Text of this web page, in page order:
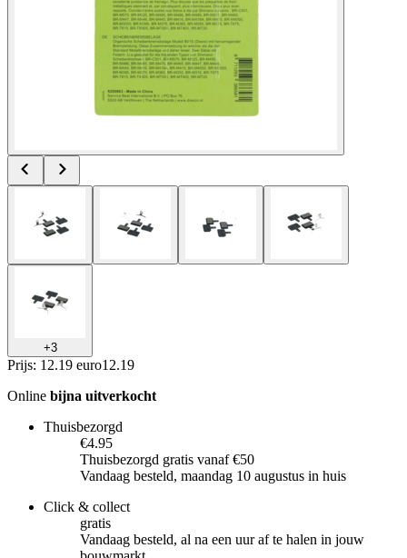
+3
Prijs: 12.19 euro12.19
Online bijna uitverkocht
Thuisbezorgd
€4.95
Thuisbezorgd gratis vanaf €50
Vandaag besteld, maandag 10 augustus in huis
Click & collect
gratis
Vandaag besteld, al na een uur af te halen in jouw